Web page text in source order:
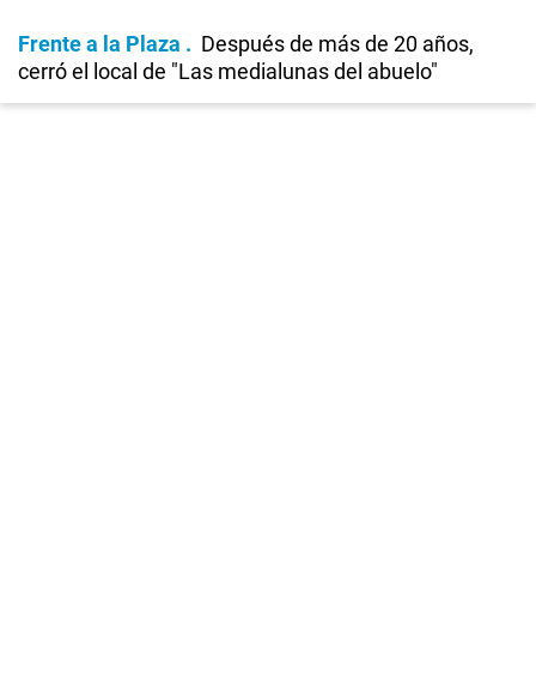
Frente a la Plaza
Después de más de 20 años,
cerró el local de "Las medialunas del abuelo"